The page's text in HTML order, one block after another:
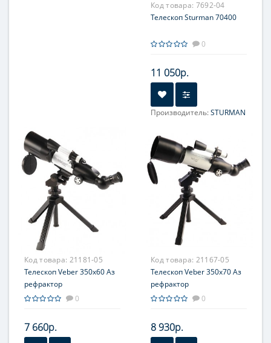
Код товара: 7692-04
Телескоп Sturman 70400
0
11 050р.
Производитель:STURMAN
Диаметр главного зеркала
(апертура), мм:
70 (2.75'')
Фокусное расстояние, мм:
Максимальное полезное
увеличение, крат:
Код товара: 21181-05
Телескоп Veber 350x60 Аз
рефрактор
0
7 660р.
Код товара: 21167-05
Телескоп Veber 350х70 Аз
рефрактор
0
8 930р.